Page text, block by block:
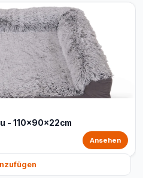
- 110x90x22cm
Ansehen